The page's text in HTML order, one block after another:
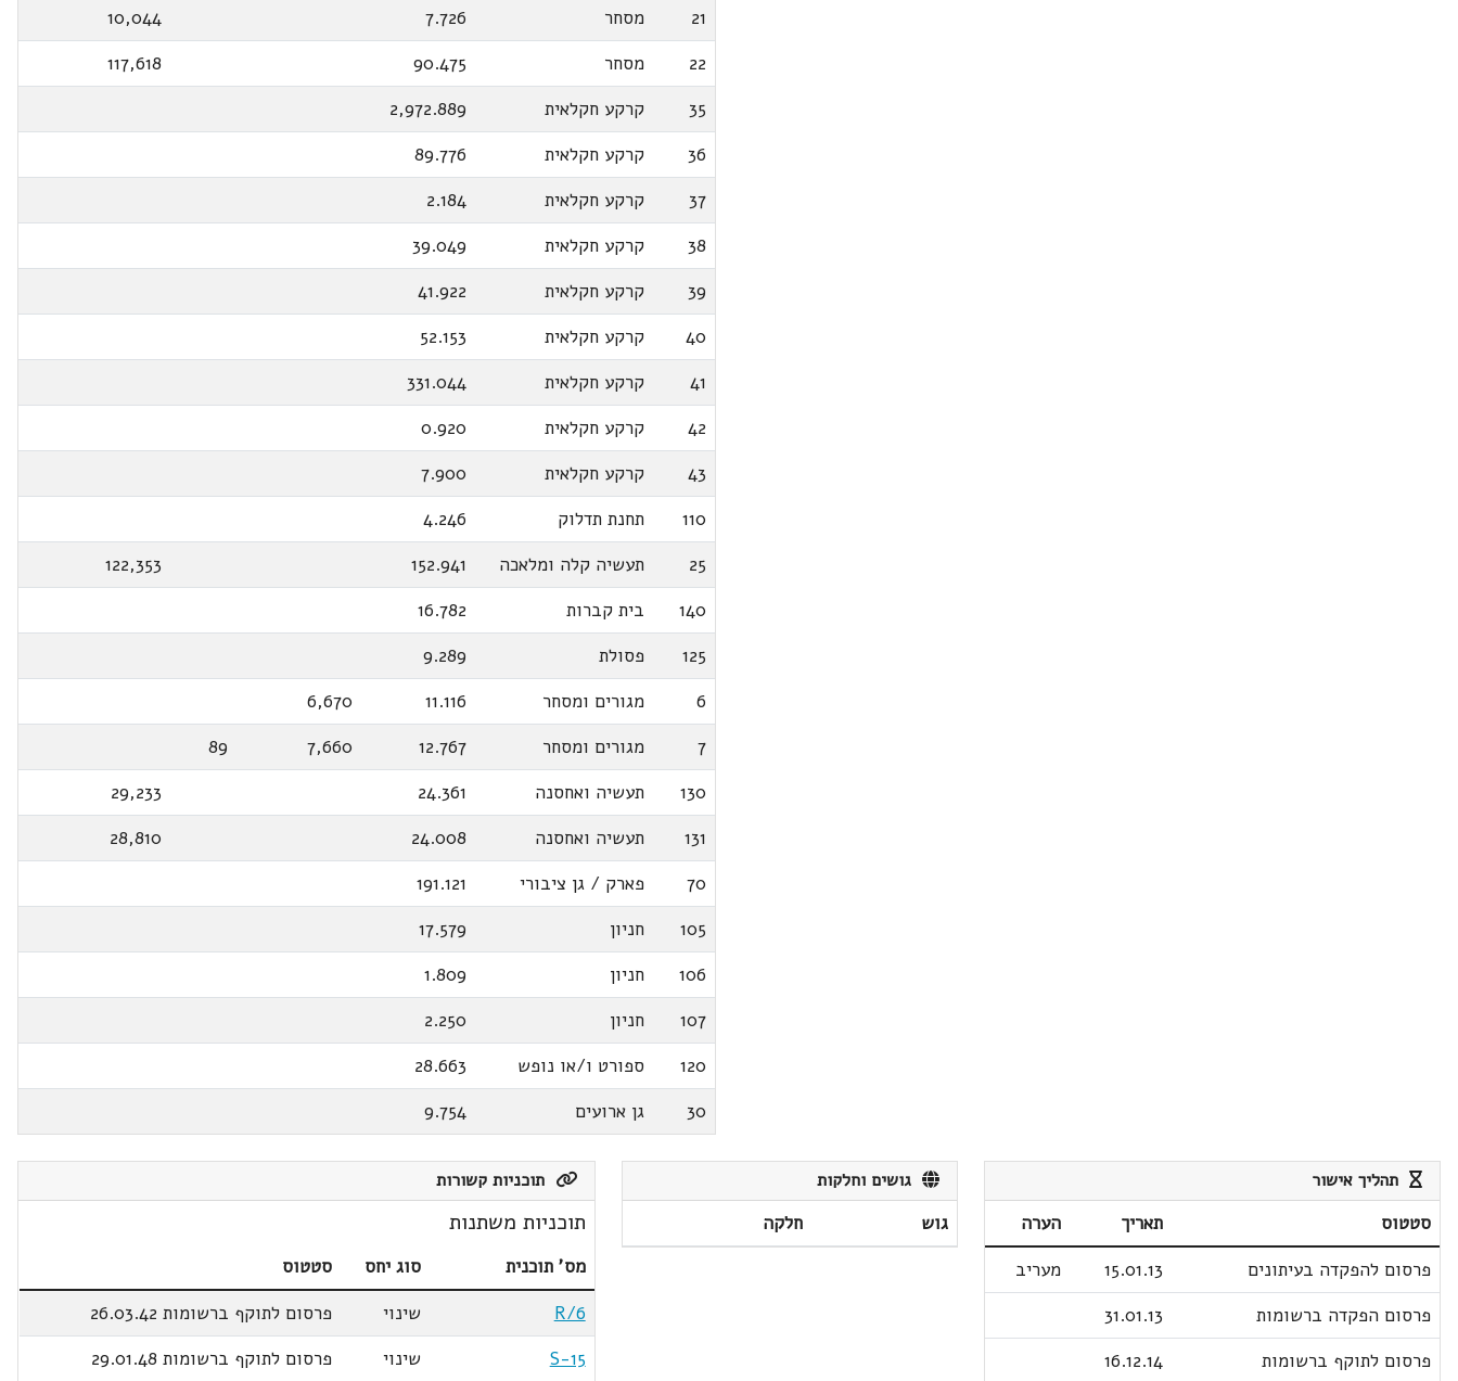
21
מסחר 7.726
10,044
22
מסחר 90.475
117,618
35
קרקע חקלאית
2,972.889
36
קרקע חקלאית
89.776
37
קרקע חקלאית
2.184
38
קרקע חקלאית
39.049
39
קרקע חקלאית
41.922
40
קרקע חקלאית
52.153
41
קרקע חקלאית
331.044
42
קרקע חקלאית
0.920
43
קרקע חקלאית
7.900
110
תחנת תדלוק
4.246
25
תעשיה קלה ומלאכה 152.941
122,353
140
בית קברות
16.782
125
פסולת
9.289
6
מגורים ומסחר 11.116
6,670
7
מגורים ומסחר 12.767
7,660
89
130
תעשיה ואחסנה 24.361
29,233
131
תעשיה ואחסנה 24.008
28,810
70
פארק / גן ציבורי
191.121
105
חניון
17.579
106
חניון
1.809
107
חניון
2.250
120
ספורט ו/או נופש
28.663
30
גן ארועים 9.754
תהליך אישור
סטטוס תאריך
הערה
פרסום להפקדה בעיתונים
15.01.13
מעריב
פרסום הפקדה ברשומות
31.01.13
פרסום לתוקף ברשומות
16.12.14
גושים וחלקות
גוש חלקה
תוכניות קשורות
תוכניות משתנות
מס' תוכנית סוג יחס
סטטוס
R/6
שינוי
פרסום לתוקף ברשומות 26.03.42
S-15
שינוי פרסום לתוקף ברשומות 29.01.48